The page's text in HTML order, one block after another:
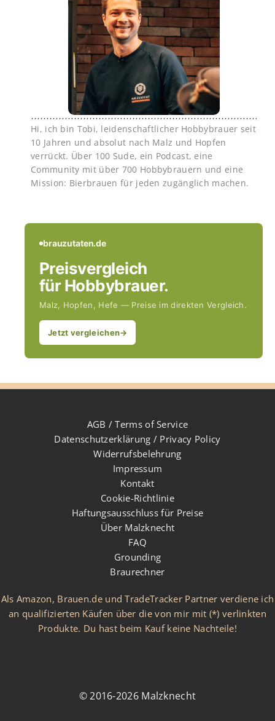
Hi, ich bin Tobi, leidenschaftlicher Hobbybrauer seit
10 Jahren und absolut nach Malz und Hopfen
verrückt. Über 100 Sude, ein Podcast, eine
Community mit über 700 Hobbybrauern und eine
Mission: Bierbrauen für jeden zugänglich machen.
brauzutaten.de
Preisvergleich
für Hobbybrauer.
Malz, Hopfen, Hefe — Preise im direkten Vergleich.
Jetzt vergleichen→
AGB / Terms of Service
Datenschutzerklärung / Privacy Policy
Widerrufsbelehrung
Impressum
Kontakt
Cookie-Richtlinie
Haftungsausschluss für Preise
Über Malzknecht
FAQ
Grounding
Braurechner
Als Amazon, Brauen.de und TradeTracker Partner verdiene ich
an qualifizierten Käufen über die von mir mit (*) verlinkten
Produkte. Du hast beim Kauf keine Nachteile!
© 2016-2026 Malzknecht